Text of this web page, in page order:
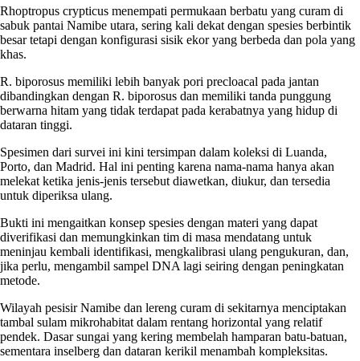
Rhoptropus crypticus menempati permukaan berbatu yang curam di
sabuk pantai Namibe utara, sering kali dekat dengan spesies berbintik
besar tetapi dengan konfigurasi sisik ekor yang berbeda dan pola yang
khas.
R. biporosus memiliki lebih banyak pori precloacal pada jantan
dibandingkan dengan R. biporosus dan memiliki tanda punggung
berwarna hitam yang tidak terdapat pada kerabatnya yang hidup di
dataran tinggi.
Spesimen dari survei ini kini tersimpan dalam koleksi di Luanda,
Porto, dan Madrid. Hal ini penting karena nama-nama hanya akan
melekat ketika jenis-jenis tersebut diawetkan, diukur, dan tersedia
untuk diperiksa ulang.
Bukti ini mengaitkan konsep spesies dengan materi yang dapat
diverifikasi dan memungkinkan tim di masa mendatang untuk
meninjau kembali identifikasi, mengkalibrasi ulang pengukuran, dan,
jika perlu, mengambil sampel DNA lagi seiring dengan peningkatan
metode.
Wilayah pesisir Namibe dan lereng curam di sekitarnya menciptakan
tambal sulam mikrohabitat dalam rentang horizontal yang relatif
pendek. Dasar sungai yang kering membelah hamparan batu-batuan,
sementara inselberg dan dataran kerikil menambah kompleksitas.